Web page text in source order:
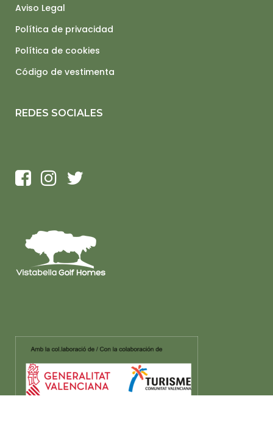
Aviso Legal
Política de privacidad
Política de cookies
Código de vestimenta
REDES SOCIALES